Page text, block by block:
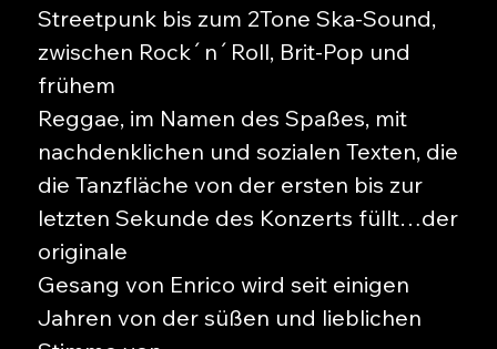
Streetpunk bis zum 2Tone Ska-Sound,
zwischen Rock´n´Roll, Brit-Pop und
frühem
Reggae, im Namen des Spaßes, mit
nachdenklichen und sozialen Texten, die
die Tanzfläche von der ersten bis zur
letzten Sekunde des Konzerts füllt…der
originale
Gesang von Enrico wird seit einigen
Jahren von der süßen und lieblichen